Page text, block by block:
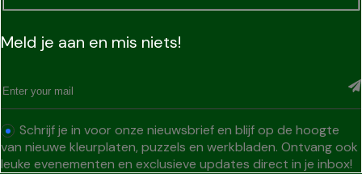
Meld je aan en mis niets!
Schrijf je in voor onze nieuwsbrief en blijf op de hoogte
van nieuwe kleurplaten, puzzels en werkbladen. Ontvang ook
leuke evenementen en exclusieve updates direct in je inbox!